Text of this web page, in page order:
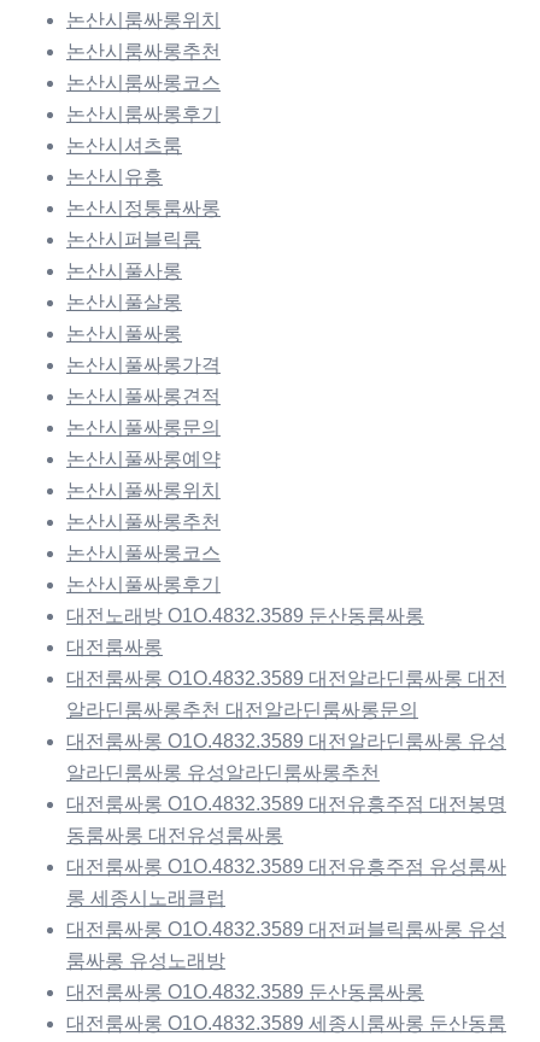
논산시룸싸롱위치
논산시룸싸롱추천
논산시룸싸롱코스
논산시룸싸롱후기
논산시셔츠룸
논산시유흥
논산시정통룸싸롱
논산시퍼블릭룸
논산시풀사롱
논산시풀살롱
논산시풀싸롱
논산시풀싸롱가격
논산시풀싸롱견적
논산시풀싸롱문의
논산시풀싸롱예약
논산시풀싸롱위치
논산시풀싸롱추천
논산시풀싸롱코스
논산시풀싸롱후기
대전노래방 O1O.4832.3589 둔산동룸싸롱
대전룸싸롱
대전룸싸롱 O1O.4832.3589 대전알라딘룸싸롱 대전
알라딘룸싸롱추천 대전알라딘룸싸롱문의
대전룸싸롱 O1O.4832.3589 대전알라딘룸싸롱 유성
알라딘룸싸롱 유성알라딘룸싸롱추천
대전룸싸롱 O1O.4832.3589 대전유흥주점 대전봉명
동룸싸롱 대전유성룸싸롱
대전룸싸롱 O1O.4832.3589 대전유흥주점 유성룸싸
롱 세종시노래클럽
대전룸싸롱 O1O.4832.3589 대전퍼블릭룸싸롱 유성
룸싸롱 유성노래방
대전룸싸롱 O1O.4832.3589 둔산동룸싸롱
대전룸싸롱 O1O.4832.3589 세종시룸싸롱 둔산동룸